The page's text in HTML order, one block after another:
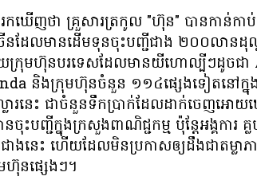
ក​ឃើញ​ថា គ្រួសារ​ត្រកូល "ហ៊ុន" បាន​កាន់កាប់​
ន​ដែល​មាន​ដើម​ទុន​ចុះ​បញ្ជី​ជាង ២០០​លាន​ដុល្
ក្រុមហ៊ុន​បរទេស​ដែល​មាន​យីហោ​ល្បីៗ​ដូចជា
និង​ក្រុមហ៊ុន​ចំនួន ១១៤​ផ្សេង​ទៀត​នៅ​ក្នុ
រ​នេះ ជា​ចំនួន​ទឹក​ប្រាក់​ដែល​ដាក់​ចេញ​អោ
ះបញ្ជី​ក្នុង​ក្រសួង​ពាណិជ្ជកម្ម ប៉ុន្តែ​អង្គការ
ង​នេះ ហើយ​ដែល​មិន​ប្រកាស​ឲ្យ​ដឹង​ជា​តម្លាភាព
ហ៊ុន​ផ្សេងៗ។